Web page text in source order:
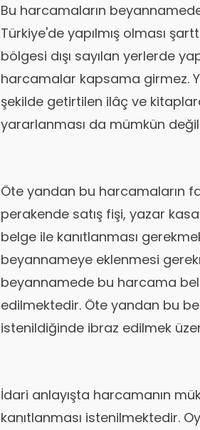
Bu harcamaların
Türkiye'de yapılmış olması
bölgesi dışı sayılan yerlerde
harcamalar kapsama girmez.
şekilde getirtilen ilâç ve
yararlanması da mümkün
Öte yandan bu harcamaların
perakende satış fişi, yazar
belge ile kanıtlanması
beyannameye eklenmesi
beyannamede bu harcama
edilmektedir. Öte yandan bu
istenildiğinde ibraz edilmek
İdari anlayışta harcamanın
kanıtlanması istenilmektedir.